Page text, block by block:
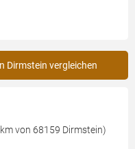
Dirmstein vergleichen
von 68159 Dirmstein)